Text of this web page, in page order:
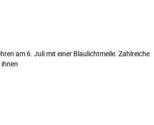
am 6. Juli mit einer Blaulichtmeile. Zahlreiche